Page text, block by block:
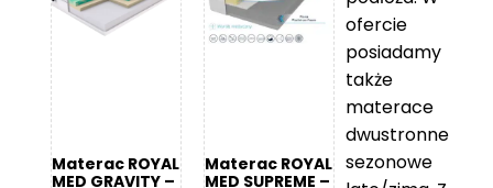
739 zł
044 zł
Materac ROYAL
MED GRAVITY –
Materac ROYAL
MED SUPREME –
ofercie
posiadamy
także
materace
dwustronne
sezonowe